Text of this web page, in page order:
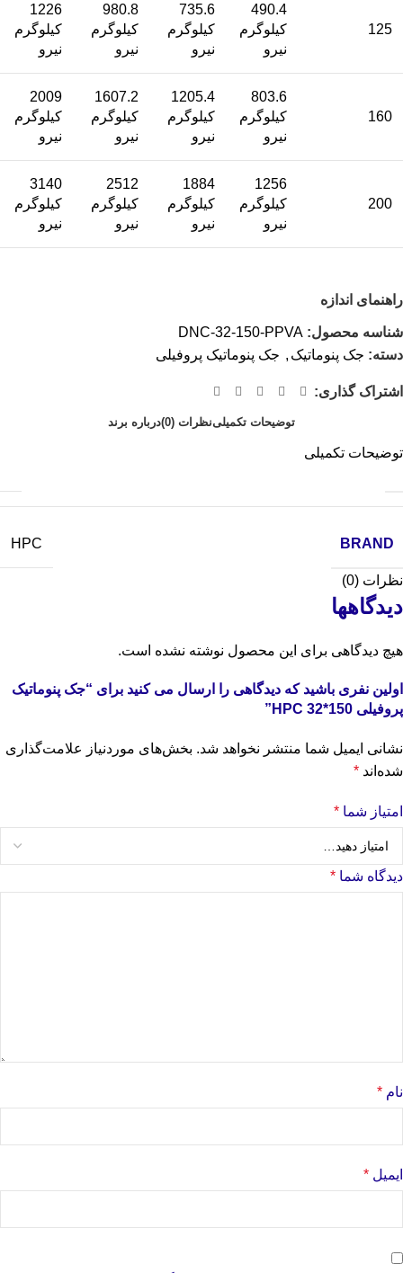
125
490.4
کیلوگرم
نیرو
735.6
کیلوگرم
نیرو
980.8
کیلوگرم
نیرو
1226
کیلوگرم
نیرو
160
803.6
کیلوگرم
نیرو
1205.4
کیلوگرم
نیرو
1607.2
کیلوگرم
نیرو
2009
کیلوگرم
نیرو
200
1256
کیلوگرم
نیرو
1884
کیلوگرم
نیرو
2512
کیلوگرم
نیرو
3140
کیلوگرم
نیرو
راهنمای اندازه
شناسه محصول: DNC-32-150-PPVA
دسته: جک پنوماتیک , جک پنوماتیک پروفیلی
اشتراک گذاری:
توضیحات تکمیلینظرات (0) درباره برند
توضیحات تکمیلی
BRAND
HPC
نظرات (0)
دیدگاهها
هیچ دیدگاهی برای این محصول نوشته نشده است.
اولین نفری باشید که دیدگاهی را ارسال می کنید برای “جک پنوماتیک
پروفیلی 150*32 HPC”
نشانی ایمیل شما منتشر نخواهد شد. بخش‌های موردنیاز علامت‌گذاری
شده‌اند *
امتیاز شما *
دیدگاه شما *
نام *
ایمیل *